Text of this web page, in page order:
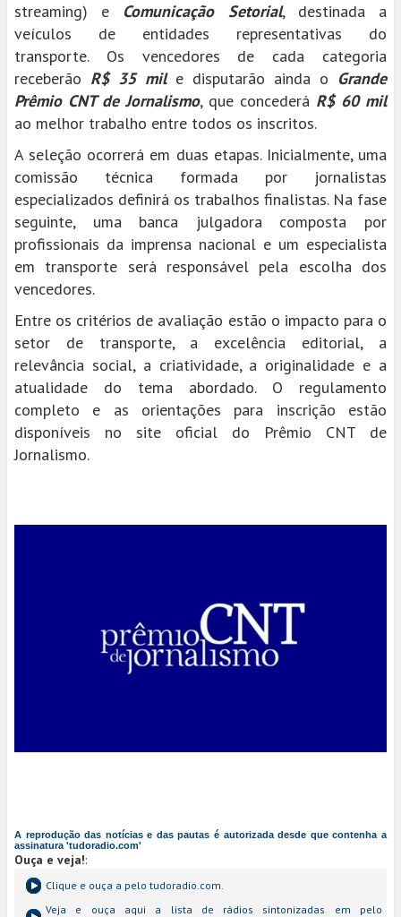
streaming) e Comunicação Setorial, destinada a
veículos de entidades representativas do
transporte. Os vencedores de cada categoria
receberão R$ 35 mile disputarão ainda o Grande
Prêmio CNT de Jornalismo, que concederá R$ 60 mil
ao melhor trabalho entre todos os inscritos.
A seleção ocorrerá em duas etapas. Inicialmente, uma
comissão técnica formada por jornalistas
especializados definirá os trabalhos finalistas. Na fase
seguinte, uma banca julgadora composta por
profissionais da imprensa nacional e um especialista
em transporte será responsável pela escolha dos
vencedores.
Entre os critérios de avaliação estão o impacto para o
setor de transporte, a excelência editorial, a
relevância social, a criatividade, a originalidade e a
atualidade do tema abordado. O regulamento
completo e as orientações para inscrição estão
disponíveis no site oficial do Prêmio CNT de
Jornalismo.
A reprodução das notícias e das pautas é autorizada desde que contenha a
assinatura 'tudoradio.com'
Ouça e veja!:
Clique e ouça a pelo tudoradio.com.
Veja e ouça aqui a lista de rádios sintonizadas em pelo